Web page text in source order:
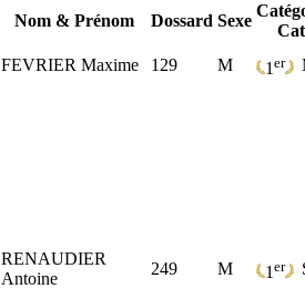
Nom & Prénom Dossard Sexe
FEVRIER Maxime 129 M 1 er
RENAUDIER
Antoine
249 M 1 er